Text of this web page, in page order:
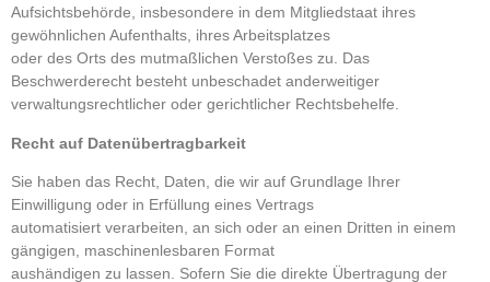
Aufsichtsbehörde, insbesondere in dem Mitgliedstaat ihres
gewöhnlichen Aufenthalts, ihres Arbeitsplatzes
oder des Orts des mutmaßlichen Verstoßes zu. Das
Beschwerderecht besteht unbeschadet anderweitiger
verwaltungsrechtlicher oder gerichtlicher Rechtsbehelfe.
Recht auf Datenübertragbarkeit
Sie haben das Recht, Daten, die wir auf Grundlage Ihrer
Einwilligung oder in Erfüllung eines Vertrags
automatisiert verarbeiten, an sich oder an einen Dritten in einem
gängigen, maschinenlesbaren Format
aushändigen zu lassen. Sofern Sie die direkte Übertragung der